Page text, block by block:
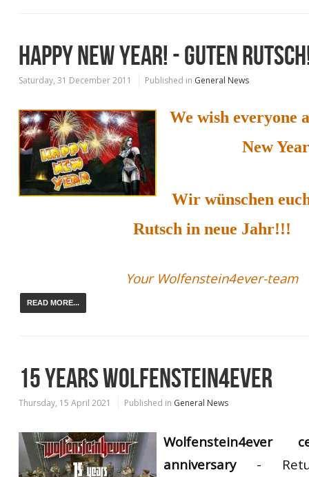
HAPPY NEW YEAR! - GUTEN
Saturday, 31 December 2011 Published in General News
We wish everyone
New
Wir wünschen
Rutsch in neue Jahr!!!
Your Wolfenstein4ever-team
READ MORE...
15 YEARS WOLFENSTEIN4EVER
Thursday, 15 April 2021 Published in General News
Wolfenstein4ever
anniversary -